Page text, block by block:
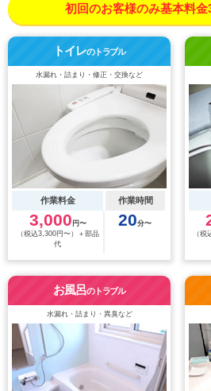
初回のお客様のみ基本料金
トイレのトラブル
水漏れ・詰まり・修正・交換など
作業料金 作業時間
3,000 円〜
（税込3,300円〜）＋部品
代
20分〜
（
お風呂のトラブル
水漏れ・詰まり・異臭など